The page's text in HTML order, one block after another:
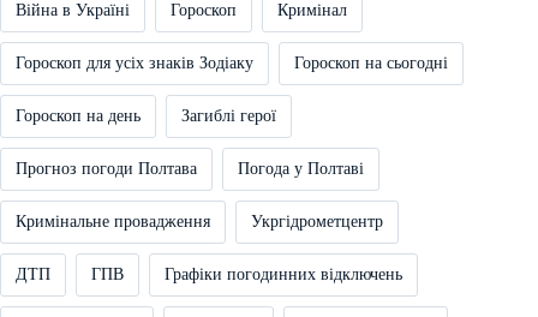
Війна в Україні Гороскоп Кримінал
Гороскоп для усіх знаків Зодіаку Гороскоп на сьогодні
Гороскоп на день Загиблі герої
Прогноз погоди Полтава Погода у Полтаві
Кримінальне провадження Укргідрометцентр
ДТП ГПВ Графіки погодинних відключень